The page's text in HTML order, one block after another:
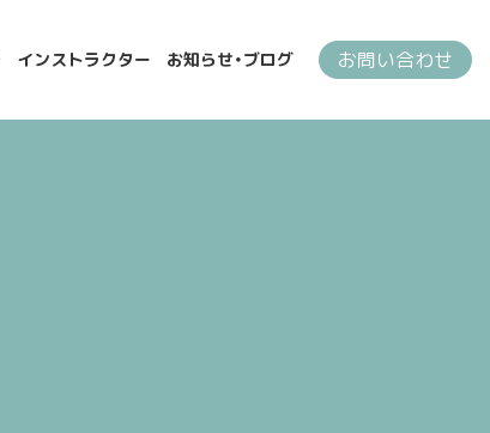
インストラクター お知らせ・ブログ お問い合わせ